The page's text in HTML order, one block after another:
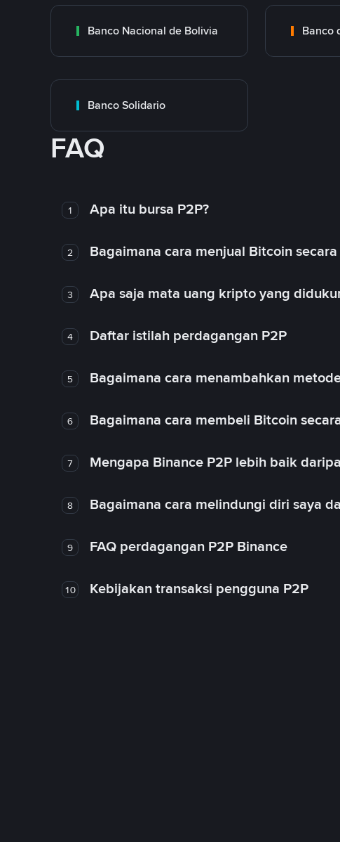
Banco Nacional de Bolivia Banco
Banco Solidario
FAQ
1 Apa itu bursa P2P?
2 Bagaimana cara menjual Bitcoin
3 Apa saja mata uang kripto yang
4 Daftar istilah perdagangan P2P
5 Bagaimana cara menambahkan
6 Bagaimana cara membeli Bitcoin
7 Mengapa Binance P2P lebih baik
8 Bagaimana cara melindungi diri saya
9 FAQ perdagangan P2P Binance
10 Kebijakan transaksi pengguna P2P